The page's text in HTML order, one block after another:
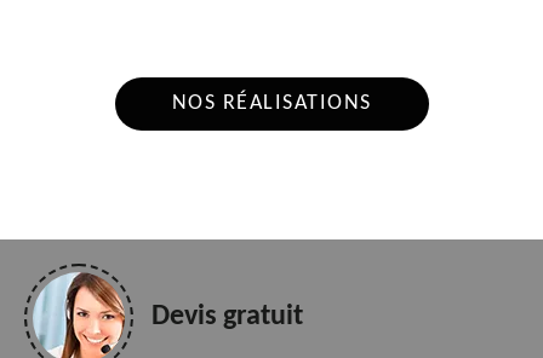
NOS RÉALISATIONS
Devis gratuit